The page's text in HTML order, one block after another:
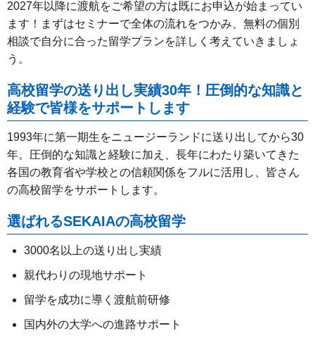
2027年以降に渡航をご希望の方は既にお申込が始まってい
ます！まずはセミナーで全体の流れをつかみ、無料の個別
相談で自分に合った留学プランを詳しく考えていきましょ
う。
高校留学の送り出し実績30年！圧倒的な知識と
経験で皆様をサポートします
1993年に第一期生をニュージーランドに送り出してから30
年。圧倒的な知識と経験に加え、長年にわたり築いてきた
各国の教育省や学校との信頼関係をフルに活用し、皆さん
の高校留学をサポートします。
選ばれるSEKAIAの高校留学
3000名以上の送り出し実績
親代わりの現地サポート
留学を成功に導く渡航前研修
国内外の大学への進路サポート